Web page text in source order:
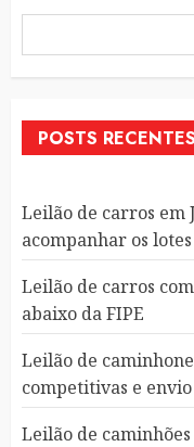
POSTS RECENTES
Leilão de carros em
acompanhar os lotes
Leilão de carros
abaixo da FIPE
Leilão de
competitivas e
Leilão de